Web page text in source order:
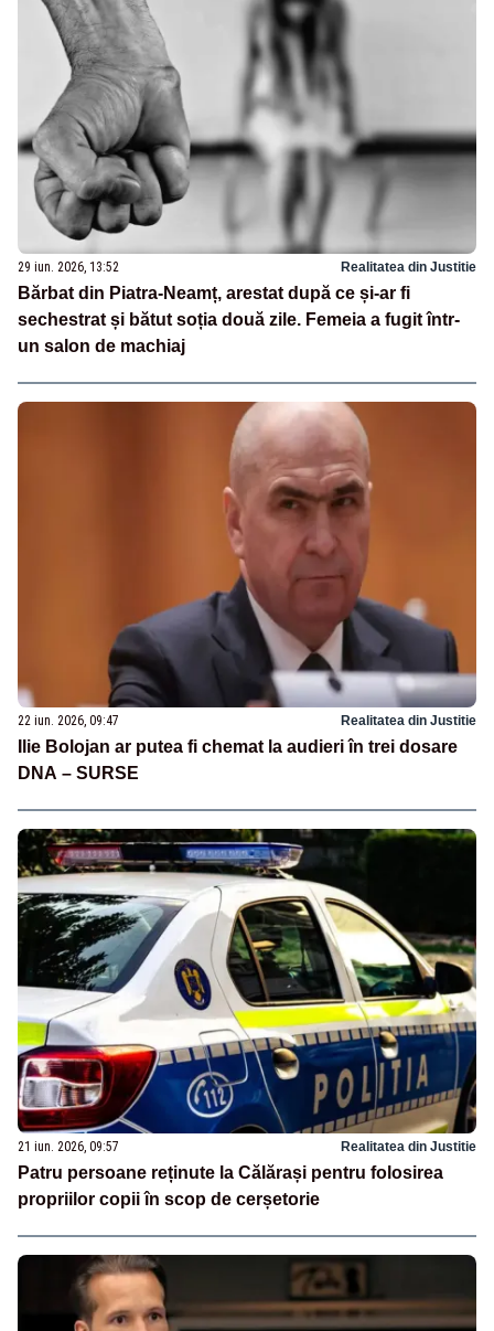
29 iun. 2026, 13:52 Realitatea din Justitie
Bărbat din Piatra-Neamț, arestat după ce și-ar fi
sechestrat și bătut soția două zile. Femeia a fugit într-
un salon de machiaj
22 iun. 2026, 09:47 Realitatea din Justitie
Ilie Bolojan ar putea fi chemat la audieri în trei dosare
DNA – SURSE
21 iun. 2026, 09:57 Realitatea din Justitie
Patru persoane reținute la Călărași pentru folosirea
propriilor copii în scop de cerșetorie